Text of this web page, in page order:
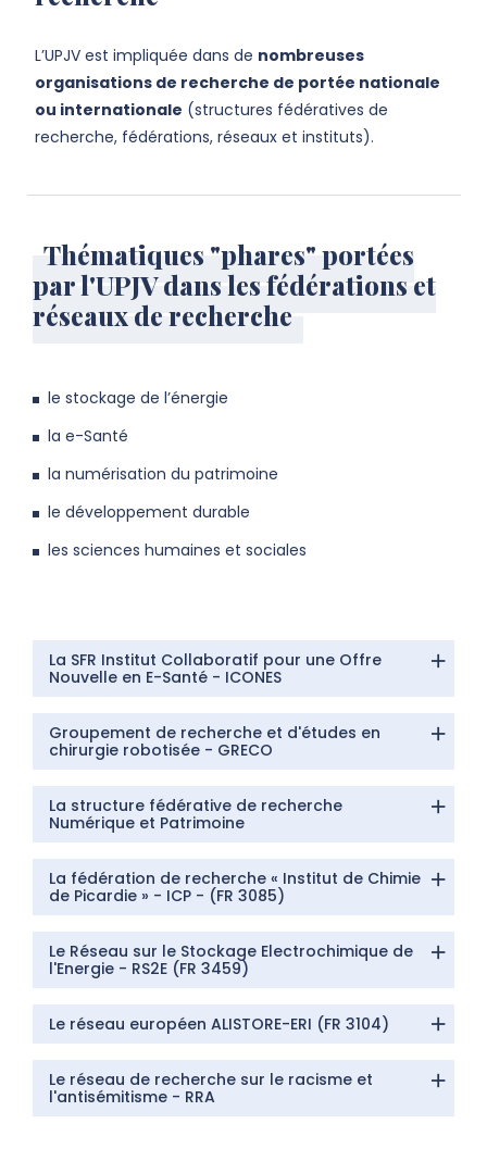
L’UPJV est impliquée dans de nombreuses
organisations de recherche de portée nationale
ou internationale (structures fédératives de
recherche, fédérations, réseaux et instituts).
Thématiques "phares" portées
par l'UPJV dans les fédérations et
réseaux de recherche
le stockage de l’énergie
la e-Santé
la numérisation du patrimoine
le développement durable
les sciences humaines et sociales
La SFR Institut Collaboratif pour une Offre
Nouvelle en E-Santé - ICONES
Groupement de recherche et d'études en
chirurgie robotisée - GRECO
La structure fédérative de recherche
Numérique et Patrimoine
La fédération de recherche « Institut de Chimie
de Picardie » - ICP - (FR 3085)
Le Réseau sur le Stockage Electrochimique de
l'Energie - RS2E (FR 3459)
Le réseau européen ALISTORE-ERI (FR 3104)
Le réseau de recherche sur le racisme et
l'antisémitisme - RRA